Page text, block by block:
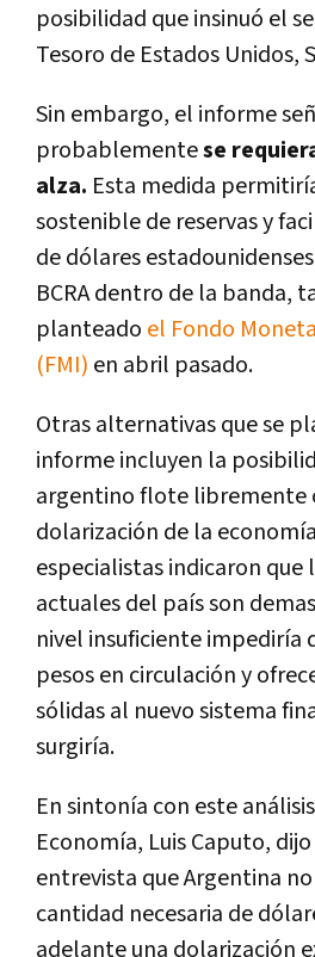
posibilidad que insinuó el
Tesoro de Estados Unidos,
Sin embargo, el informe
probablementese
alza. Esta medida
sostenible de reservas y
de dólares
BCRA dentro de la banda,
planteado el Fondo
(FMI) en abril pasado.
Otras alternativas que se
informe incluyen la
argentino flote libremente
dolarización de la
especialistas indicaron que
actuales del país son
nivel insuficiente impediría
pesos en circulación y
sólidas al nuevo sistema
surgiría.
En sintonía con este
Economía, Luis Caputo,
entrevista que Argentina
cantidad necesaria de
adelante una dolarización